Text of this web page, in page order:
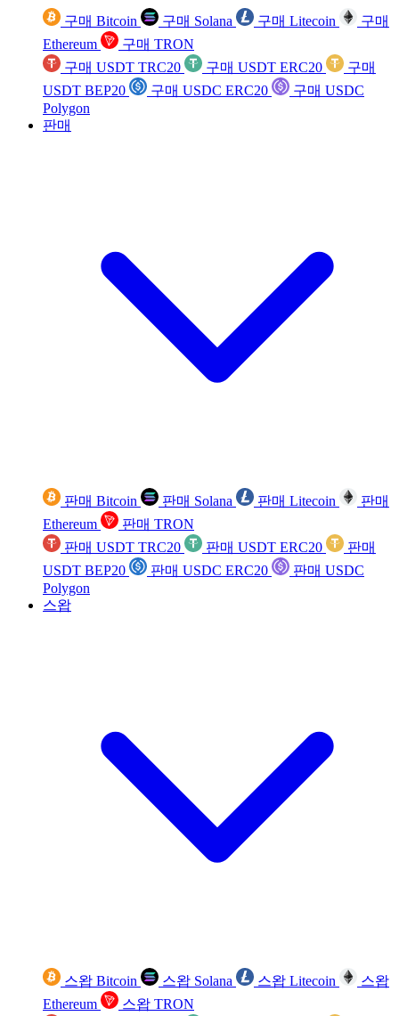
구매 Bitcoin 구매 Solana 구매 Litecoin
구매
Ethereum
구매 TRON
구매 USDT TRC20
구매 USDT ERC20
구매
USDT BEP20
구매 USDC ERC20
구매 USDC
Polygon
판매
판매 Bitcoin 판매 Solana 판매 Litecoin
판매
Ethereum
판매 TRON
판매 USDT TRC20
판매 USDT ERC20
판매
USDT BEP20
판매 USDC ERC20
판매 USDC
Polygon
스왑
스왑 Bitcoin 스왑 Solana 스왑 Litecoin
스왑
Ethereum
스왑 TRON